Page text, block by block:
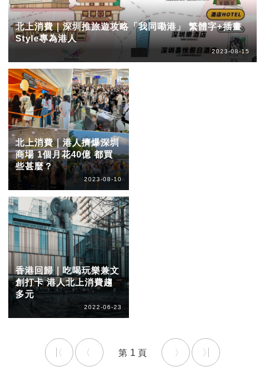
北上消費｜深圳推旅遊攻略「我同嘞港」 繁體字+插畫
Style專為港人
2023-08-15
北上消費｜港人擠爆深圳
商場 1個月花40億 都買
些甚麼？
2023-08-10
香港回歸｜吃喝玩樂兼文
創打卡 港人北上消費趨
多元
2022-06-23
1